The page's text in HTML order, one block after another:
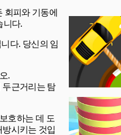
회피와 기동에
니다.
다. 당신의 임
.
두근거리는 탐
호하는 데 도
시키는 것입